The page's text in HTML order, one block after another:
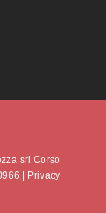
srl Corso
| Privacy